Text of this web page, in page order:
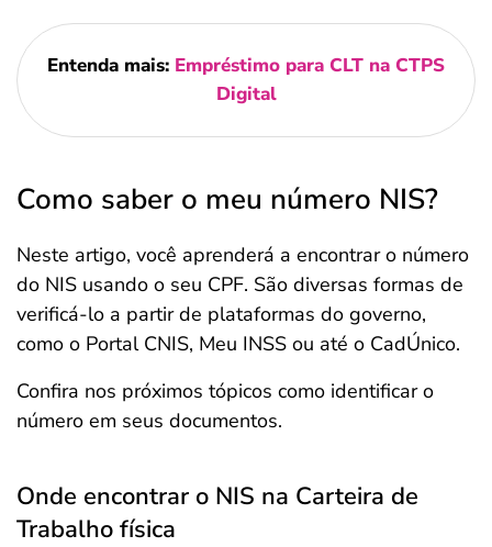
Entenda mais: Empréstimo para CLT na CTPS
Digital
Como saber o meu número NIS?
Neste artigo, você aprenderá a encontrar o número
do NIS usando o seu CPF. São diversas formas de
verificá-lo a partir de plataformas do governo,
como o Portal CNIS, Meu INSS ou até o CadÚnico.
Confira nos próximos tópicos como identificar o
número em seus documentos.
Onde encontrar o NIS na Carteira de
Trabalho física